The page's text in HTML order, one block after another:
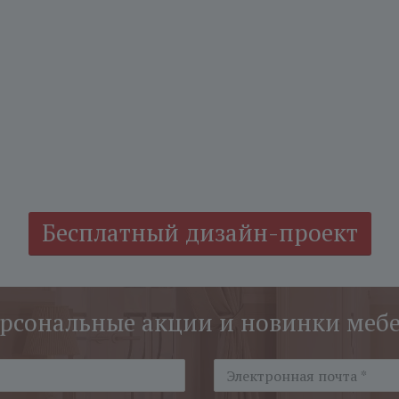
Бесплатный дизайн-проект
акции и новинки